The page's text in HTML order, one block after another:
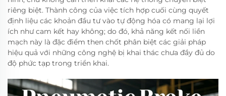
riêng biệt. Thành công của việc tích hợp cuối cùng quyết
định liệu các khoản đầu tư vào tự động hóa có mang lại lợi
ích như cam kết hay không; do đó, khả năng kết nối liền
mạch này là đặc điểm then chốt phân biệt các giải pháp
hiệu quả với những công nghệ bị khai thác chưa đầy đủ do
độ phức tạp trong triển khai.